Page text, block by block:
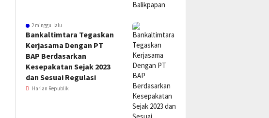
2 minggu lalu
Bankaltimtara Tegaskan
Kerjasama Dengan PT
BAP Berdasarkan
Kesepakatan Sejak 2023
dan Sesuai Regulasi
Harian Republik